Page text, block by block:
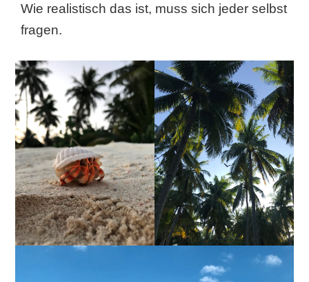
Wie realistisch das ist, muss sich jeder selbst
fragen.